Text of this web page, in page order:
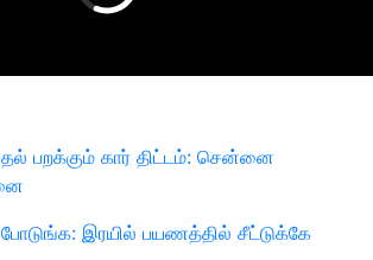
பறக்கும் கார் திட்டம்: சென்னை
இரயில் பயணத்தில் சீட்டுக்கே